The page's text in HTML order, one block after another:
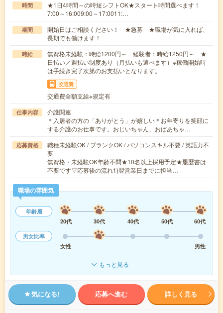
時間
★1日4時間～の時短シフトOK★スタート時間選べます！
7:00～16:009:00～17:0011:…
期間
開始日はご相談ください！ ★急募 ★職場が気に入れば、
長期でも働けます！
時給
無資格未経験：時給1200円～ 経験者：時給1250円～ ★
日払い／週払い制度あり（月払いも選べます）※稼働開始時
は手続き完了次第のお支払いとなります。
交通費
交通費全額支給※規定有
仕事内容
介護関連
＊入居者の方の「ありがとう」が嬉しい＊お年寄りを笑顔に
する介護のお仕事です。おじいちゃん、おばあちゃ…
応募資格
職種未経験OK / ブランクOK / パソコンスキル不要 / 英語力不
要
無資格・未経験OK年齢不問★10名以上採用予定★履歴書は
不要です▽応募後の流れ1)翌営業日までに担当…
職場の雰囲気
年齢層
20代
30代 40代 50代
60代
男女比率
女性
男性
もっと見る
気になる! 応募へ進む 詳しく見る